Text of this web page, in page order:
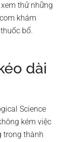
thử những
khám
bổ.
dài
Science
kém việc
trong thành